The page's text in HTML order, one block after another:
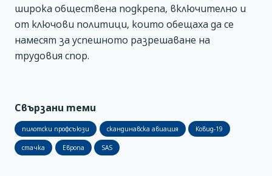
широка обществена подкрепа, включително и
от ключови политици, които обещаха да се
намесят за успешното разрешаване на
трудовия спор.
Свързани теми
пилотски профсъюзи скандинавска авиация Ковид-19
стачка Европа SAS